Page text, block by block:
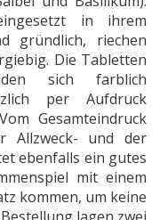
in ihrem
gründlich, riechen
Die Tabletten
sich farblich
per Aufdruck
Gesamteindruck
Allzweck- und der
ebenfalls ein gutes
mit einem
kommen, um keine